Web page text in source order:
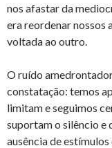
nos afastar da
era reordenar nossos
voltada ao outro.
O ruído
constatação: temos
limitam e seguimos
suportam o silêncio e
ausência de